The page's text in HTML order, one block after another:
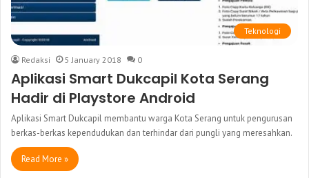
Teknologi
Redaksi 5 January 2018 0
Aplikasi Smart Dukcapil Kota Serang
Hadir di Playstore Android
Aplikasi Smart Dukcapil membantu warga Kota Serang untuk pengurusan
berkas-berkas kependudukan dan terhindar dari pungli yang meresahkan.
Read More »